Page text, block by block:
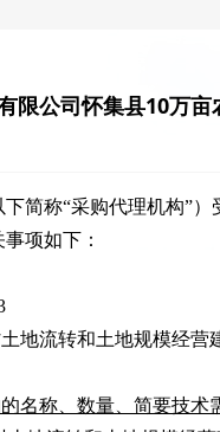
限公司怀集县10万
简称“采购代理机构”
项如下：
地流转和土地规模经营
名称、数量、简要技术